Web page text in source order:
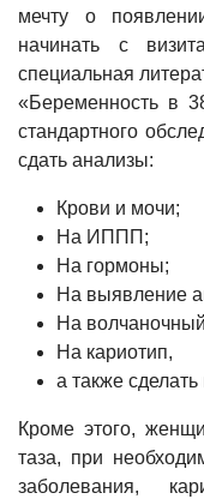
мечту о
начинать с
специальная
«Беременность в
стандартного
сдать анализы:
Крови и мочи;
На ИППП;
На гормоны;
На выявление
На
На кариотип,
а также
Кроме этого,
таза, при
заболевания,